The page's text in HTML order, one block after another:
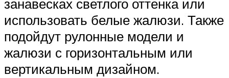
занавесках светлого оттенка или
использовать белые жалюзи. Также
подойдут рулонные модели и
жалюзи с горизонтальным или
вертикальным дизайном.